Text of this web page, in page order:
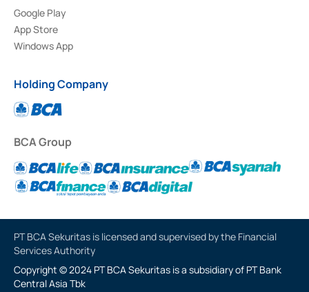
Google Play
App Store
Windows App
Holding Company
BCA Group
PT BCA Sekuritas is licensed and supervised by the Financial
Services Authority
Copyright © 2024 PT BCA Sekuritas is a subsidiary of PT Bank
Central Asia Tbk